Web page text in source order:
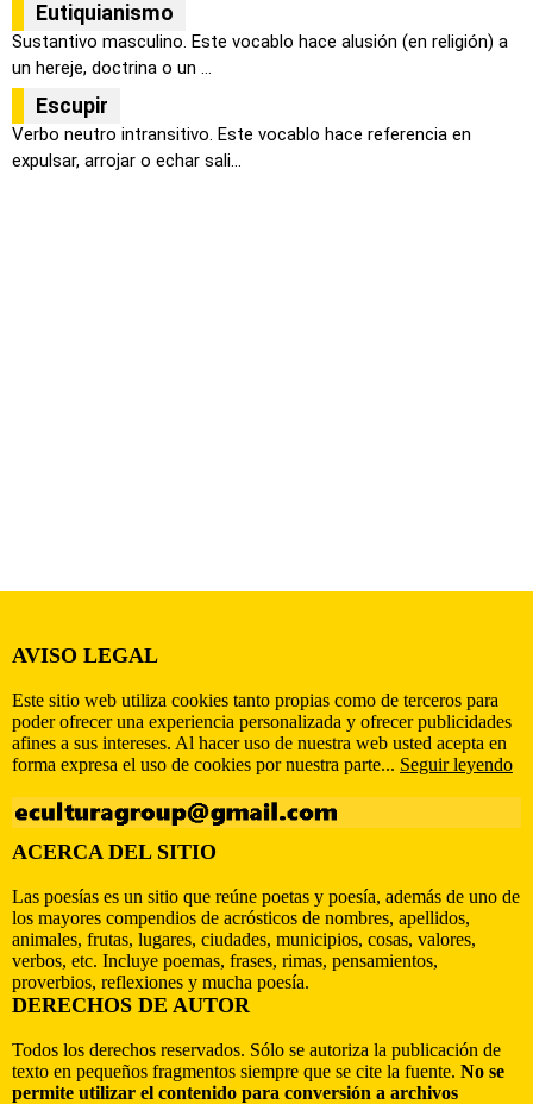
Eutiquianismo
Sustantivo masculino. Este vocablo hace alusión (en religión) a
un hereje, doctrina o un ...
Escupir
Verbo neutro intransitivo. Este vocablo hace referencia en
expulsar, arrojar o echar sali...
AVISO LEGAL
Este sitio web utiliza cookies tanto propias como de terceros para
poder ofrecer una experiencia personalizada y ofrecer publicidades
afines a sus intereses. Al hacer uso de nuestra web usted acepta en
forma expresa el uso de cookies por nuestra parte... Seguir leyendo
ACERCA DEL SITIO
Las poesías es un sitio que reúne poetas y poesía, además de uno de
los mayores compendios de acrósticos de nombres, apellidos,
animales, frutas, lugares, ciudades, municipios, cosas, valores,
verbos, etc. Incluye poemas, frases, rimas, pensamientos,
proverbios, reflexiones y mucha poesía.
DERECHOS DE AUTOR
Todos los derechos reservados. Sólo se autoriza la publicación de
texto en pequeños fragmentos siempre que se cite la fuente. No se
permite utilizar el contenido para conversión a archivos